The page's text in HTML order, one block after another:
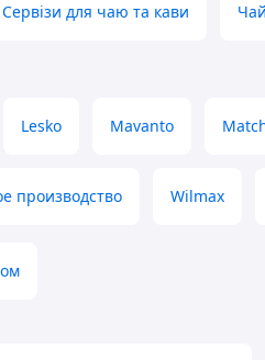
Сервізи для чаю та кави
Lesko Mavanto
производство Wilmax